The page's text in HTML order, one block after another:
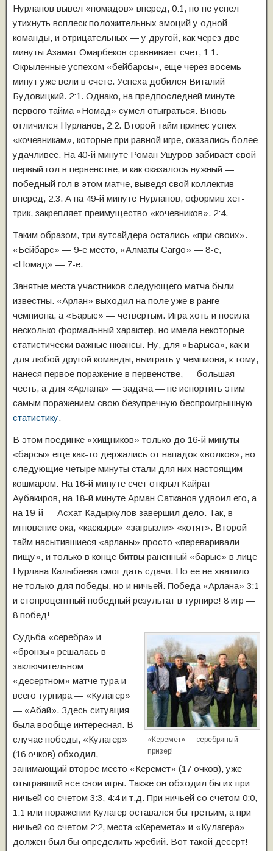
Нурланов вывел «номадов» вперед, 0:1, но не успел
утихнуть всплеск положительных эмоций у одной
команды, и отрицательных — у другой, как через две
минуты Азамат Омарбеков сравнивает счет, 1:1.
Окрыленные успехом «бейбарсы», еще через восемь
минут уже вели в счете. Успеха добился Виталий
Будовицкий. 2:1. Однако, на предпоследней минуте
первого тайма «Номад» сумел отыграться. Вновь
отличился Нурланов, 2:2. Второй тайм принес успех
«кочевникам», которые при равной игре, оказались более
удачливее. На 40-й минуте Роман Ушуров забивает свой
первый гол в первенстве, и как оказалось нужный —
победный гол в этом матче, выведя свой коллектив
вперед, 2:3. А на 49-й минуте Нурланов, оформив хет-
трик, закрепляет преимущество «кочевников». 2:4.
Таким образом, три аутсайдера остались «при своих».
«Бейбарс» — 9-е место, «Алматы Сargo» — 8-е,
«Номад» — 7-е.
Занятые места участников следующего матча были
известны. «Арлан» выходил на поле уже в ранге
чемпиона, а «Барыс» — четвертым. Игра хоть и носила
несколько формальный характер, но имела некоторые
статистически важные нюансы. Ну, для «Барыса», как и
для любой другой команды, выиграть у чемпиона, к тому,
нанеся первое поражение в первенстве, — большая
честь, а для «Арлана» — задача — не испортить этим
самым поражением свою безупречную беспроигрышную
статистику.
В этом поединке «хищников» только до 16-й минуты
«барсы» еще как-то держались от нападок «волков», но
следующие четыре минуты стали для них настоящим
кошмаром. На 16-й минуте счет открыл Кайрат
Аубакиров, на 18-й минуте Арман Сатканов удвоил его, а
на 19-й — Асхат Кадыркулов завершил дело. Так, в
мгновение ока, «каскыры» «загрызли» «котят». Второй
тайм насытившиеся «арланы» просто «переваривали
пищу», и только в конце битвы раненный «барыс» в лице
Нурлана Калыбаева смог дать сдачи. Но ее не хватило
не только для победы, но и ничьей. Победа «Арлана» 3:1
и стопроцентный победный результат в турнире! 8 игр —
8 побед!
«Керемет» — серебряный
призер!
Судьба «серебра» и
«бронзы» решалась в
заключительном
«десертном» матче тура и
всего турнира — «Кулагер»
— «Абай». Здесь ситуация
была вообще интересная. В
случае победы, «Кулагер»
(16 очков) обходил,
занимающий второе место «Керемет» (17 очков), уже
отыгравший все свои игры. Также он обходил бы их при
ничьей со счетом 3:3, 4:4 и т.д. При ничьей со счетом 0:0,
1:1 или поражении Кулагер оставался бы третьим, а при
ничьей со счетом 2:2, места «Керемета» и «Кулагера»
должен был бы определить жребий. Вот такой десерт!